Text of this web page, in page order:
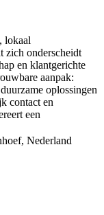
lokaal
zich onderscheidt
en klantgerichte
aanpak:
oplossingen
contact en
een
Nederland